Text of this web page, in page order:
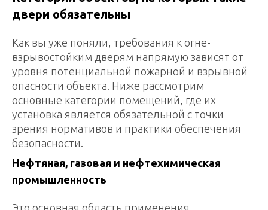
двери обязательны
Как вы уже поняли, требования к огне-
взрывостойким дверям напрямую зависят от
уровня потенциальной пожарной и взрывной
опасности объекта. Ниже рассмотрим
основные категории помещений, где их
установка является обязательной с точки
зрения нормативов и практики обеспечения
безопасности.
Нефтяная, газовая и нефтехимическая
промышленность
Это основная область применения